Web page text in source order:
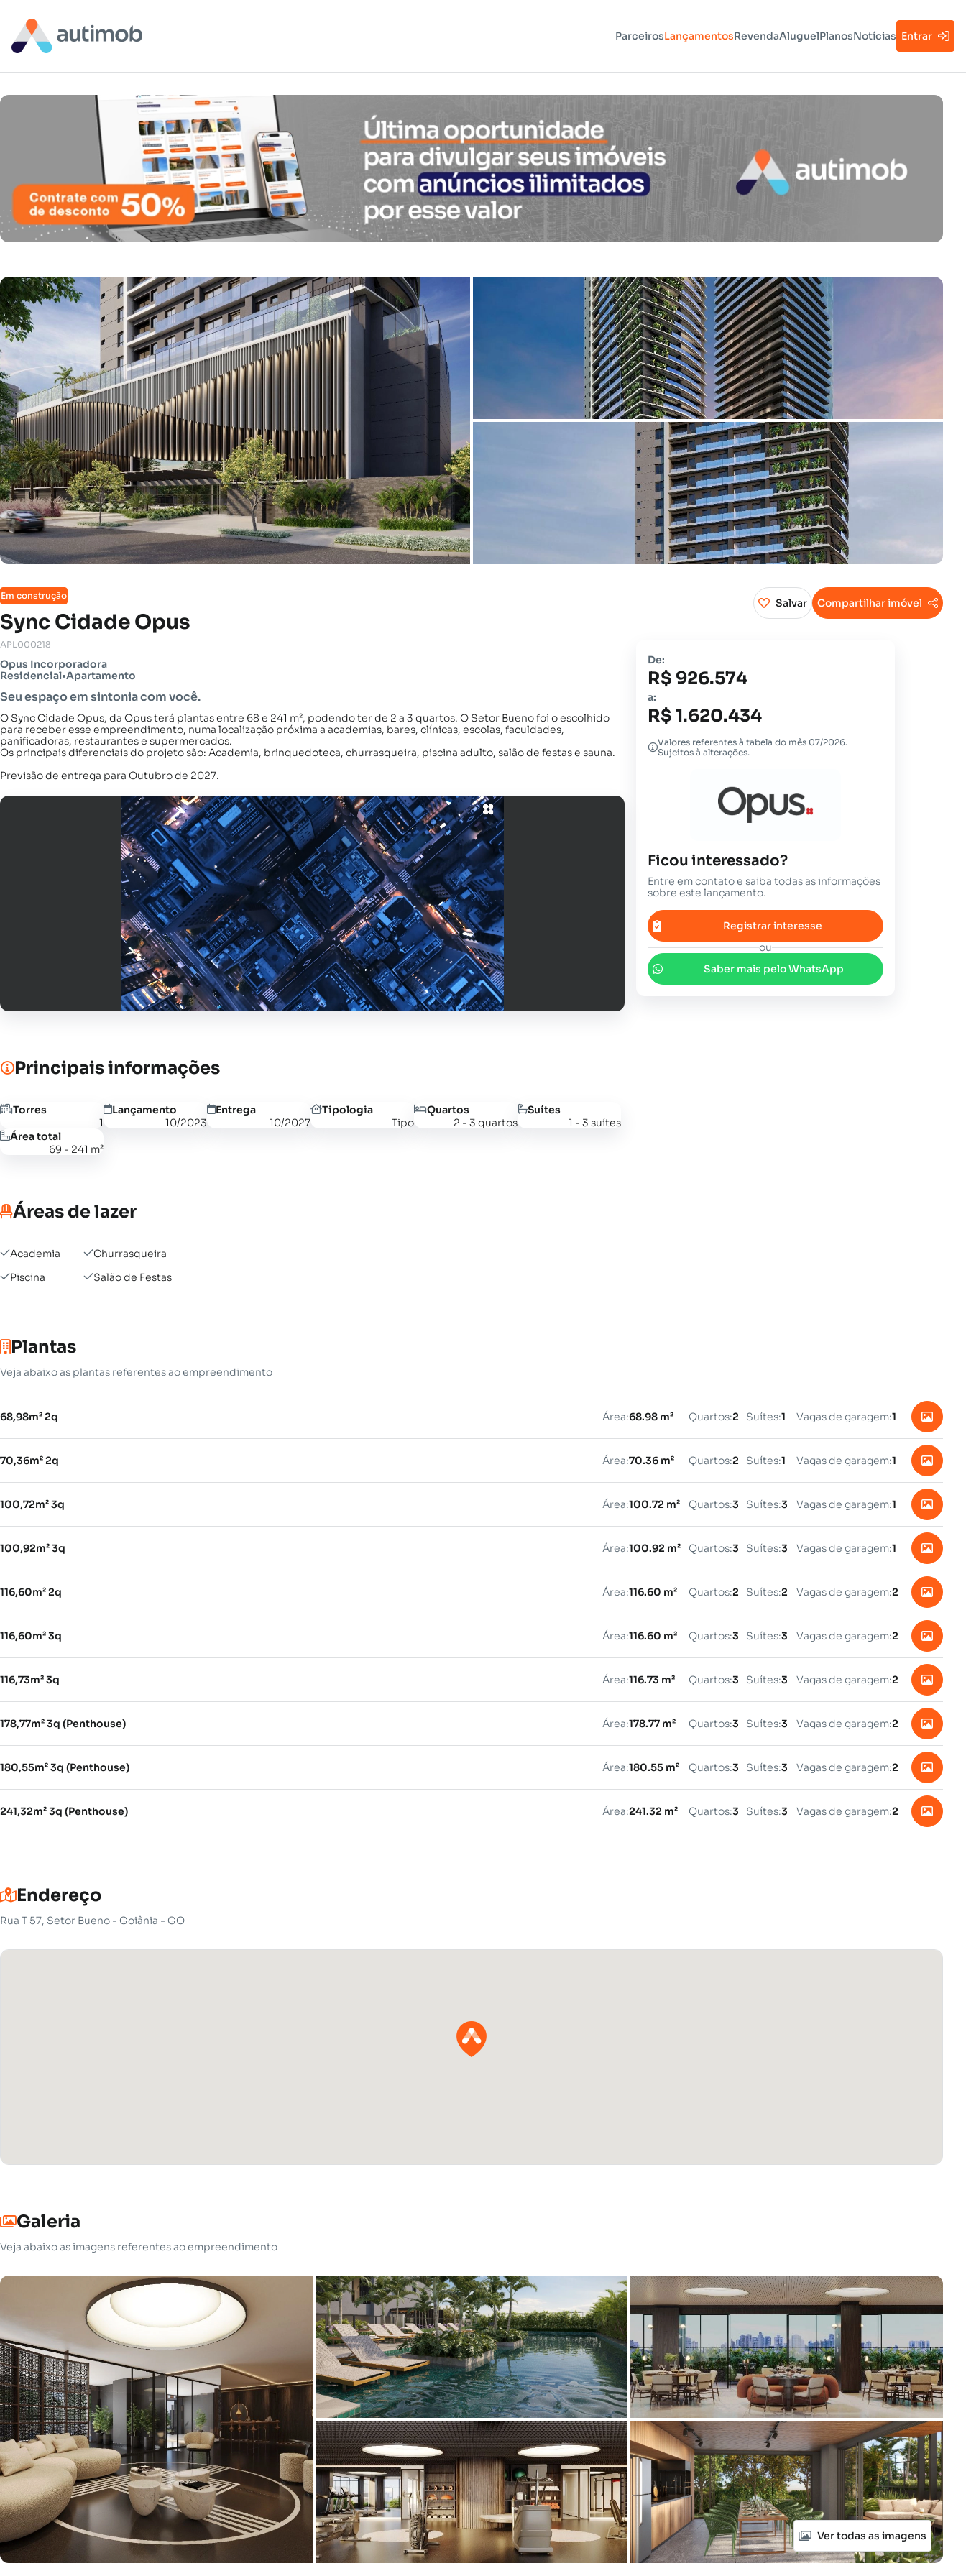
ParceirosLançamentosRevendaAluguelPlanosNotícias Entrar
Em construção
Sync Cidade Opus
Salvar Compartilhar imóvel
APL000218
Opus Incorporadora
Residencial•Apartamento
Seu espaço em sintonia com você.
O Sync Cidade Opus, da Opus terá plantas entre 68 e 241 m², podendo ter de 2 a 3 quartos. O Setor Bueno foi o escolhido
para receber esse empreendimento, numa localização próxima a academias, bares, clínicas, escolas, faculdades,
panificadoras, restaurantes e supermercados.
Os principais diferenciais do projeto são: Academia, brinquedoteca, churrasqueira, piscina adulto, salão de festas e sauna.
Previsão de entrega para Outubro de 2027.
Principais informações
Torres
1
Lançamento
10/2023
Entrega
10/2027
Tipologia
Tipo
Quartos
2 - 3 quartos
Suítes
1 - 3 suítes
Área total
69 - 241 m²
Áreas de lazer
Academia
Churrasqueira
Piscina
Salão de Festas
De:
R$ 926.574
a:
R$ 1.620.434
Valores referentes à tabela do mês 07/2026.
Sujeitos à alterações.
Ficou interessado?
Entre em contato e saiba todas as informações
sobre este lançamento.
Registrar interesse
ou
Saber mais pelo WhatsApp
Plantas
Veja abaixo as plantas referentes ao empreendimento
68,98m² 2q Área:68.98 m² Quartos:2 Suítes:1 Vagas de garagem:1
70,36m² 2q Área:70.36 m² Quartos:2 Suítes:1 Vagas de garagem:1
100,72m² 3q Área:100.72 m² Quartos:3 Suítes:3 Vagas de garagem:1
100,92m² 3q Área:100.92 m² Quartos:3 Suítes:3 Vagas de garagem:1
116,60m² 2q Área:116.60 m² Quartos:2 Suítes:2 Vagas de garagem:2
116,60m² 3q Área:116.60 m² Quartos:3 Suítes:3 Vagas de garagem:2
116,73m² 3q Área:116.73 m² Quartos:3 Suítes:3 Vagas de garagem:2
178,77m² 3q (Penthouse) Área:178.77 m² Quartos:3 Suítes:3 Vagas de garagem:2
180,55m² 3q (Penthouse) Área:180.55 m² Quartos:3 Suítes:3 Vagas de garagem:2
241,32m² 3q (Penthouse) Área:241.32 m² Quartos:3 Suítes:3 Vagas de garagem:2
Endereço
Rua T 57, Setor Bueno - Goiânia - GO
Galeria
Veja abaixo as imagens referentes ao empreendimento
Ver todas as imagens